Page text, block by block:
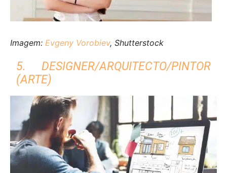
Imagem: Evgeny Vorobiev, Shutterstock
5. DESIGNER/ARQUITECTO/PINTOR
(ARTE)